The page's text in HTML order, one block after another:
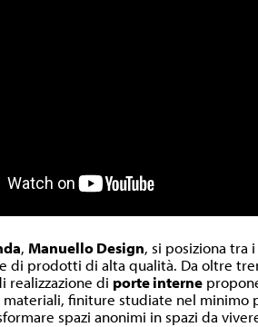
, Manuello Design, si posiziona tra i
di prodotti di alta qualità. Da oltre
realizzazione di porte interne
materiali, finiture studiate nel minimo
spazi anonimi in spazi da